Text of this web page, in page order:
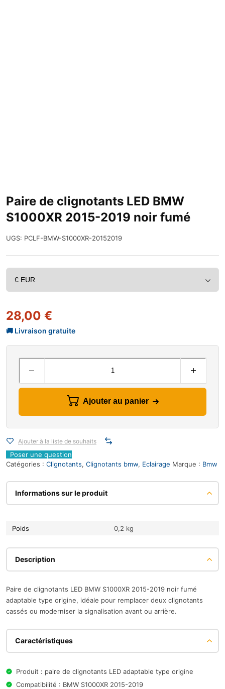
Paire de clignotants LED BMW
S1000XR 2015-2019 noir fumé
UGS: PCLF-BMW-S1000XR-20152019
28,00 €
Ajouter au panier
Ajouter à la liste de souhaits
Poser une question
Catégories : Clignotants, Clignotants bmw, Eclairage Marque : Bmw
Informations sur le produit
Poids 0,2 kg
Description
Paire de clignotants LED BMW S1000XR 2015-2019 noir fumé
adaptable type origine, idéale pour remplacer deux clignotants
cassés ou moderniser la signalisation avant ou arrière.
Caractéristiques
Produit : paire de clignotants LED adaptable type origine
Compatibilité : BMW S1000XR 2015-2019